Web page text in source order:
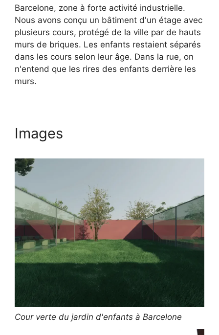
Barcelone, zone à forte activité industrielle.
Nous avons conçu un bâtiment d'un étage avec
plusieurs cours, protégé de la ville par de hauts
murs de briques. Les enfants restaient séparés
dans les cours selon leur âge. Dans la rue, on
n'entend que les rires des enfants derrière les
murs.
Images
Cour verte du jardin d'enfants à Barcelone